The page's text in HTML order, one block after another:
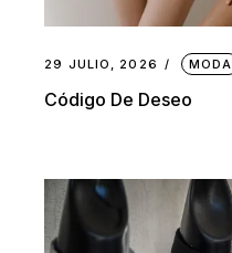
29 JULIO, 2026 MODA
Código De Deseo